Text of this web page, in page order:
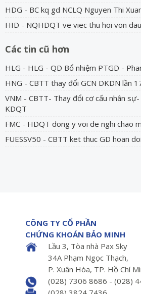
HDG - BC kq gd NCLQ Nguyen Thi
HID - NQHDQT ve viec thu hoi von
Các tin cũ hơn
HLG - HLG - QD Bổ nhiệm PTGD -
HNG - CBTT thay đổi GCN DKDN lần
VNM - CBTT- Thay đổi cơ cấu nhân
KDQT
FMC - HDQT dong y voi de nghi chao
FUESSV50 - CBTT ket thuc GD hoan
CÔNG TY CỔ PHẦN
CHỨNG KHOÁN BẢO MINH
Lầu 3, Tòa nhà Pax Sky
34A Phạm Ngọc Thạch,
P. Xuân Hòa, TP. Hồ Chí
(028) 7306 8686 - (028)